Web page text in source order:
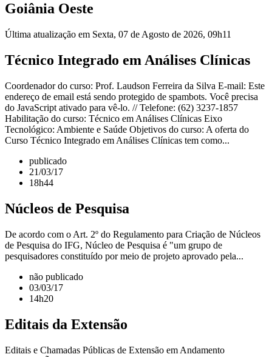
Goiânia Oeste
Última atualização em Sexta, 07 de Agosto de 2026, 09h11
Técnico Integrado em Análises Clínicas
Coordenador do curso: Prof. Laudson Ferreira da Silva E-mail: Este
endereço de email está sendo protegido de spambots. Você precisa
do JavaScript ativado para vê-lo. // Telefone: (62) 3237-1857
Habilitação do curso: Técnico em Análises Clínicas Eixo
Tecnológico: Ambiente e Saúde Objetivos do curso: A oferta do
Curso Técnico Integrado em Análises Clínicas tem como...
publicado
21/03/17
18h44
Núcleos de Pesquisa
De acordo com o Art. 2º do Regulamento para Criação de Núcleos
de Pesquisa do IFG, Núcleo de Pesquisa é "um grupo de
pesquisadores constituído por meio de projeto aprovado pela...
não publicado
03/03/17
14h20
Editais da Extensão
Editais e Chamadas Públicas de Extensão em Andamento